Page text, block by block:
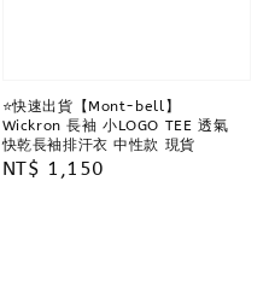
⭐️快速出貨【Mont-bell】
Wickron 長袖 小LOGO TEE 透氣
快乾長袖排汗衣 中性款 現貨
Regular
NT$ 1,150